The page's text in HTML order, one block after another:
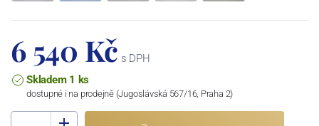
6 540 Kč s DPH
Skladem 1 ks
dostupné i na prodejně (Jugoslávská 567/16, Praha 2)